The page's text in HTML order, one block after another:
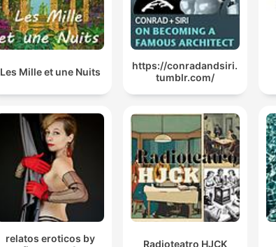
Les Mille et une Nuits
https://conradandsiri.
tumblr.com/
relatos eroticos by
Radioteatro HJCK